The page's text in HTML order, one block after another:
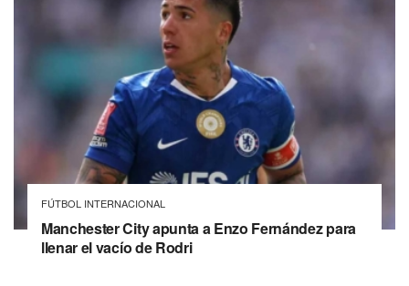
FÚTBOL INTERNACIONAL
Manchester City apunta a Enzo Fernández para
llenar el vacío de Rodri